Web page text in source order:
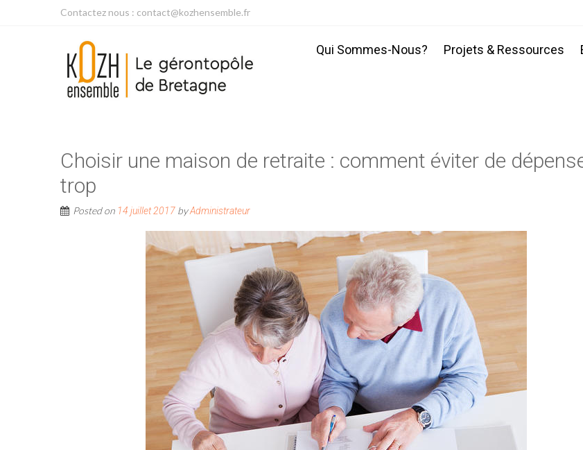
Contactez nous : contact@kozhensemble.fr
Qui Sommes-Nous? Projets & Ressources
Choisir une maison de retraite : comment éviter de
trop
Posted on 14 juillet 2017 byAdministrateur